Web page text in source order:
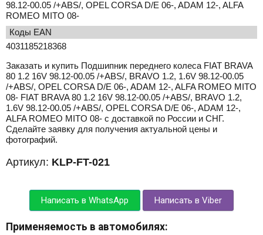
98.12-00.05 /+ABS/, OPEL CORSA D/E 06-, ADAM 12-, ALFA
ROMEO MITO 08-
Коды EAN
4031185218368
Заказать и купить Подшипник переднего колеса FIAT BRAVA
80 1.2 16V 98.12-00.05 /+ABS/, BRAVO 1.2, 1.6V 98.12-00.05
/+ABS/, OPEL CORSA D/E 06-, ADAM 12-, ALFA ROMEO MITO
08- FIAT BRAVA 80 1.2 16V 98.12-00.05 /+ABS/, BRAVO 1.2,
1.6V 98.12-00.05 /+ABS/, OPEL CORSA D/E 06-, ADAM 12-,
ALFA ROMEO MITO 08- с доставкой по России и СНГ.
Сделайте заявку для получения актуальной цены и
фотографий.
Артикул: KLP-FT-021
Написать в WhatsApp Написать в Viber
Применяемость в автомобилях: